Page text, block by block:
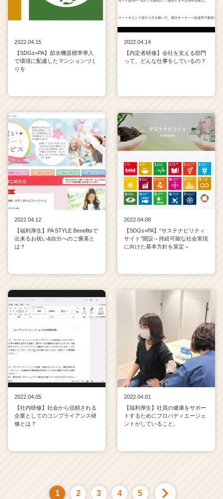
2022.04.15
【SDGs×PA】節水機器標準導入
で環境に配慮したマンションづく
りを
2022.04.14
【内定者研修】会社を支える部門
って、どんな仕事をしているの？
2022.04.12
【福利厚生】PA STYLE Benefitsで
出来るお祝い&自分へのご褒美と
は？
2022.04.08
【SDGs×PA】“サステナビリティ
サイト”開設～持続可能な社会実現
に向けた基本方針を策定～
2022.04.05
【社内研修】社会から信頼される
企業としてのコンプライアンス研
修とは？
2022.04.01
【福利厚生】社員の健康をサポー
トするためにプロパティエージェ
ントがしていること。
1 2 3 4 5